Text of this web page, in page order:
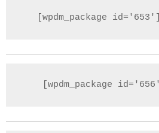
[wpdm_package
[wpdm_package